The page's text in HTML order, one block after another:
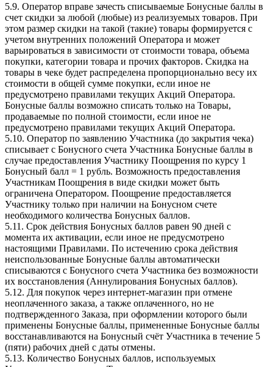
5.9. Оператор вправе зачесть списываемые Бонусные баллы в
счет скидки за любой (любые) из реализуемых товаров. При
этом размер скидки на такой (такие) товары формируется с
учетом внутренних положений Оператора и может
варьироваться в зависимости от стоимости товара, объема
покупки, категории товара и прочих факторов. Скидка на
товары в чеке будет распределена пропорционально весу их
стоимости в общей сумме покупки, если иное не
предусмотрено правилами текущих Акций Оператора.
Бонусные баллы возможно списать только на Товары,
продаваемые по полной стоимости, если иное не
предусмотрено правилами текущих Акций Оператора.
5.10. Оператор по заявлению Участника (до закрытия чека)
списывает с Бонусного счета Участника Бонусные баллы в
случае предоставления Участнику Поощрения по курсу 1
Бонусный балл = 1 рубль. Возможность предоставления
Участникам Поощрения в виде скидки может быть
ограничена Оператором. Поощрение предоставляется
Участнику только при наличии на Бонусном счете
необходимого количества Бонусных баллов.
5.11. Срок действия Бонусных баллов равен 90 дней с
момента их активации, если иное не предусмотрено
настоящими Правилами. По истечению срока действия
неиспользованные Бонусные баллы автоматически
списываются с Бонусного счета Участника без возможности
их восстановления (Аннулирования Бонусных баллов).
5.12. Для покупок через интернет-магазин при отмене
неоплаченного заказа, а также оплаченного, но не
подтвержденного Заказа, при оформлении которого были
применены Бонусные баллы, примененные Бонусные баллы
восстанавливаются на Бонусный счёт Участника в течение 5
(пяти) рабочих дней с даты отмены.
5.13. Количество Бонусных баллов, используемых